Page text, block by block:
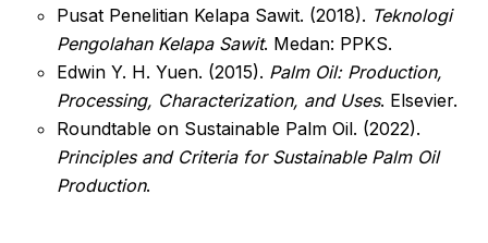
Pusat Penelitian Kelapa Sawit. (2018). Teknologi
Pengolahan Kelapa Sawit. Medan: PPKS.
Edwin Y. H. Yuen. (2015). Palm Oil: Production,
Processing, Characterization, and Uses. Elsevier.
Roundtable on Sustainable Palm Oil. (2022).
Principles and Criteria for Sustainable Palm Oil
Production.